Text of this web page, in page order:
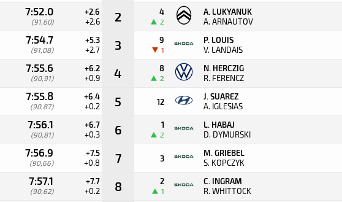
7:52.0
(91,60)
+2.6
+2.6 2 4
2
A. LUKYANUK
A. ARNAUTOV
7:54.7
(91,08)
+5.3
+2.7 3 9
1
P. LOUIS
V. LANDAIS
7:55.6
(90,91)
+6.2
+0.9 4 8
2
N. HERCZIG
R. FERENCZ
7:55.8
(90,87)
+6.4
+0.2 5 12
J. SUAREZ
A. IGLESIAS
7:56.1
(90,81)
+6.7
+0.3 6 1
2
L. HABAJ
D. DYMURSKI
7:56.9
(90,66)
+7.5
+0.8 7 3
M. GRIEBEL
S. KOPCZYK
7:57.1
(90,62)
+7.7
+0.2 8 2
1
C. INGRAM
R. WHITTOCK